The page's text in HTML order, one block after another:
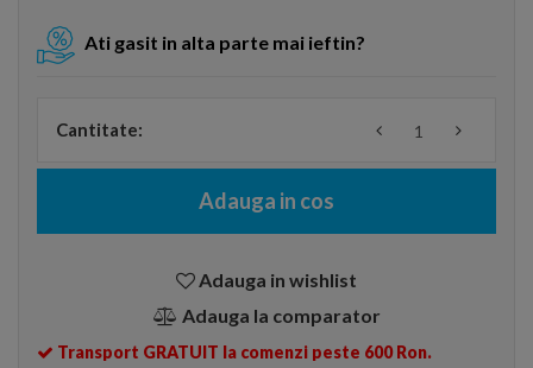
Ati gasit in alta parte mai ieftin?
Cantitate:
Adauga in cos
Adauga in wishlist
Adauga la comparator
Transport GRATUIT la comenzi peste 600 Ron.